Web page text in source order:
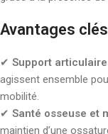
Avantages
✔ Support
agissent ensemble
mobilité.
✔ Santé osseuse et
maintien d’une